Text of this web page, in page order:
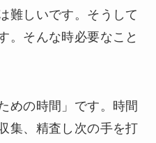
難しいです。そうして
。そんな時必要なこと
めの時間」です。時間
集、精査し次の手を打